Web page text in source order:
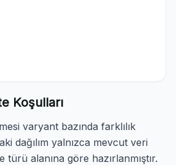
Koşulları
varyant bazında farklılık
dağılım yalnızca mevcut veri
türü alanına göre hazırlanmıştır.